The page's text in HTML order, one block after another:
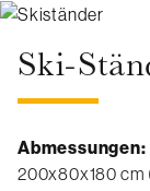
Ski-
Abmessungen:
200x80x180